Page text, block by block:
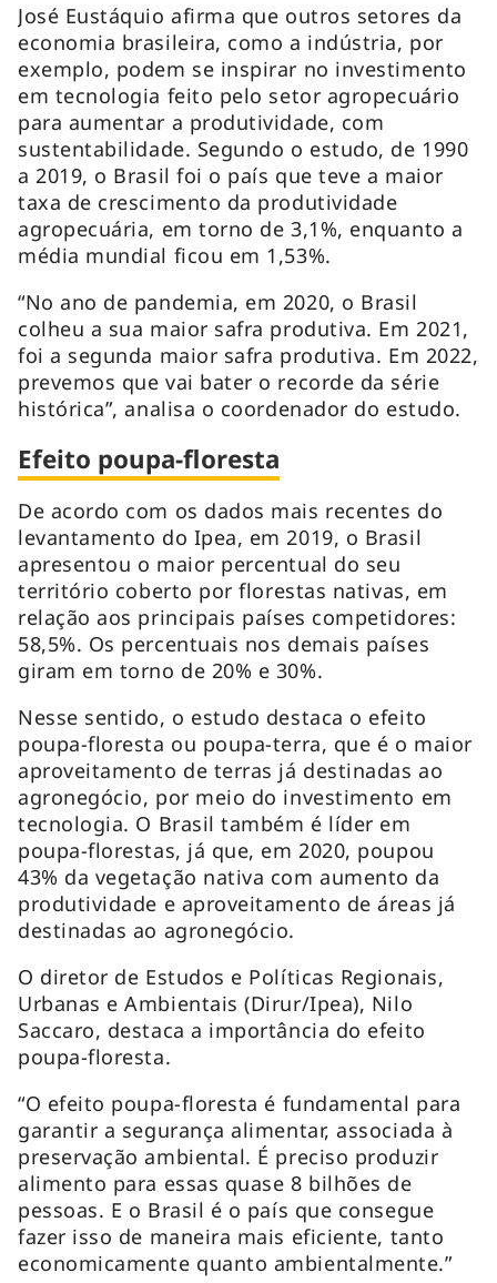
José Eustáquio afirma que outros setores da
economia brasileira, como a indústria, por
exemplo, podem se inspirar no investimento
em tecnologia feito pelo setor agropecuário
para aumentar a produtividade, com
sustentabilidade. Segundo o estudo, de 1990
a 2019, o Brasil foi o país que teve a maior
taxa de crescimento da produtividade
agropecuária, em torno de 3,1%, enquanto a
média mundial ficou em 1,53%.
“No ano de pandemia, em 2020, o Brasil
colheu a sua maior safra produtiva. Em 2021,
foi a segunda maior safra produtiva. Em 2022,
prevemos que vai bater o recorde da série
histórica”, analisa o coordenador do estudo.
Efeito poupa-floresta
De acordo com os dados mais recentes do
levantamento do Ipea, em 2019, o Brasil
apresentou o maior percentual do seu
território coberto por florestas nativas, em
relação aos principais países competidores:
58,5%. Os percentuais nos demais países
giram em torno de 20% e 30%.
Nesse sentido, o estudo destaca o efeito
poupa-floresta ou poupa-terra, que é o maior
aproveitamento de terras já destinadas ao
agronegócio, por meio do investimento em
tecnologia. O Brasil também é líder em
poupa-florestas, já que, em 2020, poupou
43% da vegetação nativa com aumento da
produtividade e aproveitamento de áreas já
destinadas ao agronegócio.
O diretor de Estudos e Políticas Regionais,
Urbanas e Ambientais (Dirur/Ipea), Nilo
Saccaro, destaca a importância do efeito
poupa-floresta.
“O efeito poupa-floresta é fundamental para
garantir a segurança alimentar, associada à
preservação ambiental. É preciso produzir
alimento para essas quase 8 bilhões de
pessoas. E o Brasil é o país que consegue
fazer isso de maneira mais eficiente, tanto
economicamente quanto ambientalmente.”